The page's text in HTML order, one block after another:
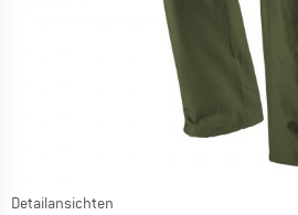
Detailansichten